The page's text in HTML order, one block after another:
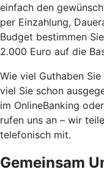
einfach den
per Einzahlung,
Budget bestimmen
2.000 Euro auf die
Wie viel Guthaben
viel Sie schon
im OnlineBanking
rufen uns an – wir
telefonisch mit.
Gemeinsam